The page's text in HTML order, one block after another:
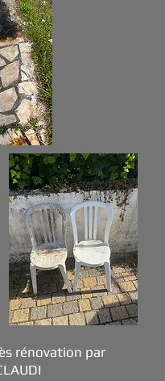
rénovation par